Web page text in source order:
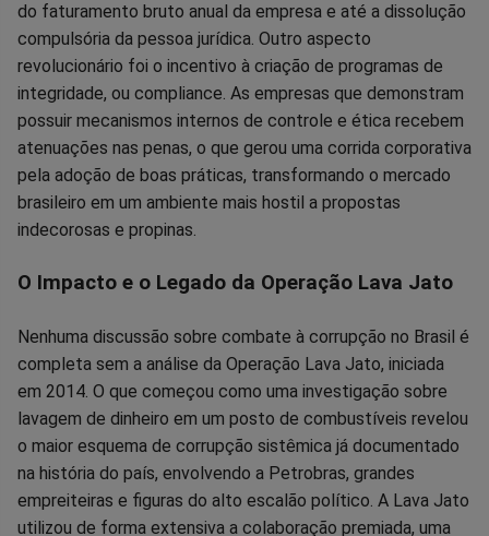
do faturamento bruto anual da empresa e até a dissolução
compulsória da pessoa jurídica. Outro aspecto
revolucionário foi o incentivo à criação de programas de
integridade, ou compliance. As empresas que demonstram
possuir mecanismos internos de controle e ética recebem
atenuações nas penas, o que gerou uma corrida corporativa
pela adoção de boas práticas, transformando o mercado
brasileiro em um ambiente mais hostil a propostas
indecorosas e propinas.
O Impacto e o Legado da Operação Lava Jato
Nenhuma discussão sobre combate à corrupção no Brasil é
completa sem a análise da Operação Lava Jato, iniciada
em 2014. O que começou como uma investigação sobre
lavagem de dinheiro em um posto de combustíveis revelou
o maior esquema de corrupção sistêmica já documentado
na história do país, envolvendo a Petrobras, grandes
empreiteiras e figuras do alto escalão político. A Lava Jato
utilizou de forma extensiva a colaboração premiada, uma